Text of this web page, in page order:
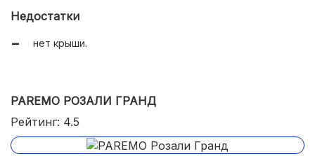
Недостатки
нет крыши.
PAREMO РОЗАЛИ ГРАНД
Рейтинг: 4.5